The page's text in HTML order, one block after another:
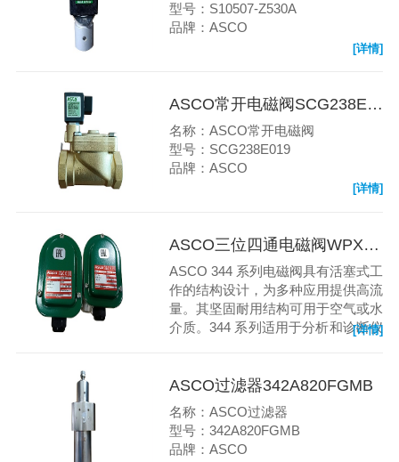
型号：S10507-Z530A
品牌：ASCO
[详情]
ASCO常开电磁阀SCG238E019
名称：ASCO常开电磁阀
型号：SCG238E019
品牌：ASCO
[详情]
ASCO三位四通电磁阀WPXB344-082MO 24VDC
ASCO 344 系列电磁阀具有活塞式工
作的结构设计，为多种应用提供高流
量。其坚固耐用结构可用于空气或水
介质。344 系列适用于分析和诊断仪
[详情]
ASCO过滤器342A820FGMB
名称：ASCO过滤器
型号：342A820FGMB
品牌：ASCO